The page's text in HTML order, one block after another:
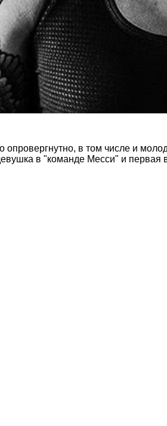
в том числе и
в "команде Месси" и